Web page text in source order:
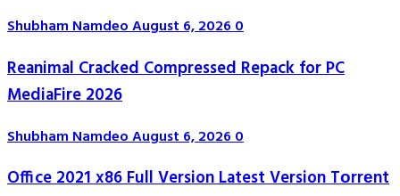
Shubham NamdeoAugust 6, 20260
Reanimal Cracked Compressed Repack for PC
MediaFire 2026
Shubham NamdeoAugust 6, 20260
Office 2021 x86 Full Version Latest Version Tоrrеnt